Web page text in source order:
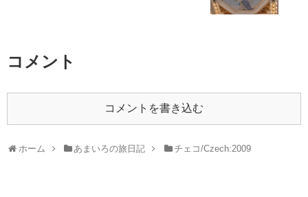
コメント
コメントを書き込む
ホーム あまいろの旅日記 チェコ/Czech:2009